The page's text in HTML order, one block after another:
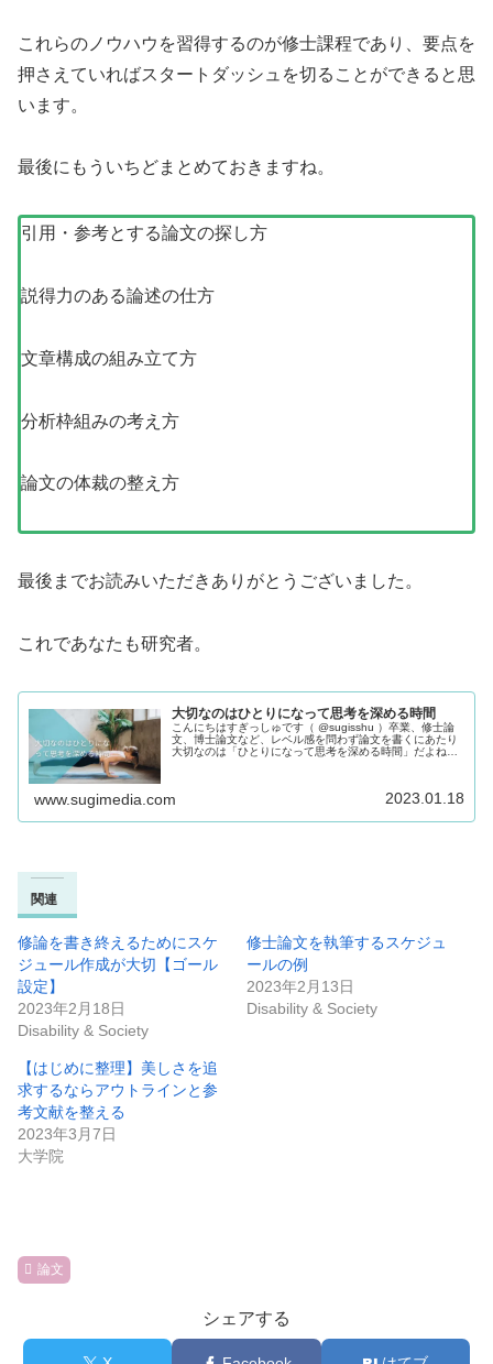
これらのノウハウを習得するのが修士課程であり、要点を
押さえていればスタートダッシュを切ることができると思
います。
最後にもういちどまとめておきますね。
引用・参考とする論文の探し方
説得力のある論述の仕方
文章構成の組み立て方
分析枠組みの考え方
論文の体裁の整え方
最後までお読みいただきありがとうございました。
これであなたも研究者。
大切なのはひとりになって思考を深める時間
こんにちはすぎっしゅです（ @sugisshu ）卒業、修士論
文、博士論文など、レベル感を問わず論文を書くにあたり
大切なのは「ひとりになって思考を深める時間」だよねと
www.sugimedia.com 2023.01.18
関連
修論を書き終えるためにスケ
ジュール作成が大切【ゴール
設定】
2023年2月18日
Disability & Society
修士論文を執筆するスケジュ
ールの例
2023年2月13日
Disability & Society
【はじめに整理】美しさを追
求するならアウトラインと参
考文献を整える
2023年3月7日
大学院
論文
シェアする